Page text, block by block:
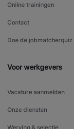
Online trainingen
Contact
Doe de jobmatcherquiz
Voor werkgevers
Vacature aanmelden
Onze diensten
Werving & selectie